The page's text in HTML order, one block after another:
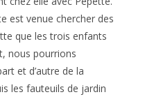
est venue chercher des
que les trois enfants
nous pourrions
et d’autre de la
les fauteuils de jardin